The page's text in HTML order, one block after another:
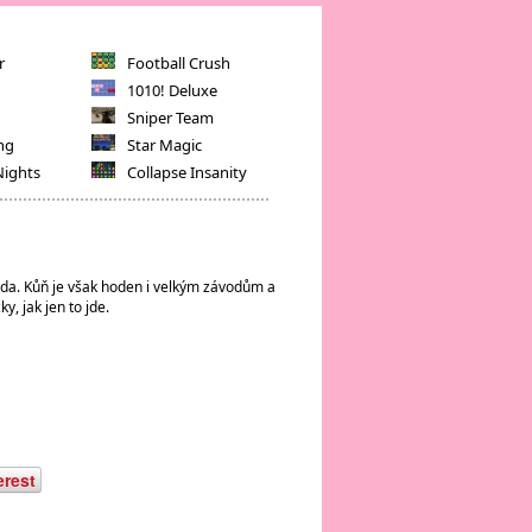
Football Crush
1010! Deluxe
Sniper Team
Star Magic
Collapse Insanity
Kůň je však hoden i velkým závodům a
jak jen to jde.